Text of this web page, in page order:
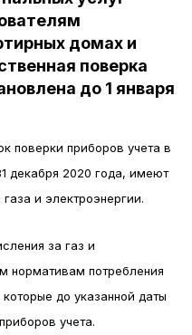
домах и
поверка
до 1 января
поверки приборов учета в
декабря 2020 года, имеют
и электроэнергии.
за газ и
нормативам потребления
до указанной даты
учета.